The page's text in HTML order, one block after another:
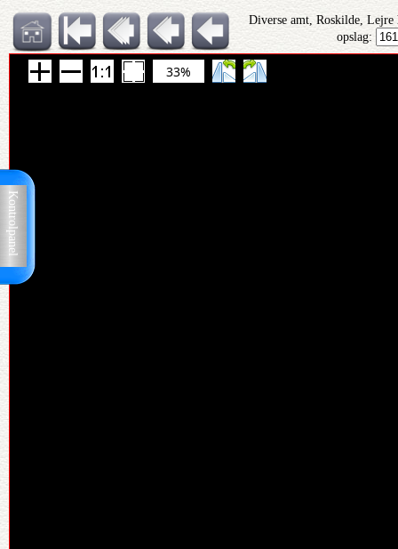
Kontrolpanel
Diverse amt, Roskilde,
opslag:
33%